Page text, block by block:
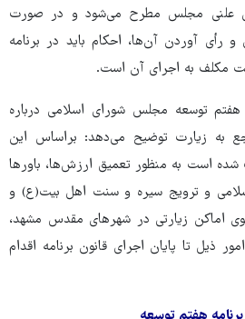
علنی مجلس مطرح می‌شود و در صورت
رأی آوردن آن‌ها، احکام باید در برنامه
مکلف به اجرای آن است.
هفتم توسعه مجلس شورای اسلامی درباره
به زیارت توضیح می‌دهد: براساس این
شده است به منظور تعمیق ارزش‌ها، باورها
و ترویج سیره و سنت اهل بیت(ع) و
اماکن زیارتی در شهرهای مقدس مشهد،
ذیل تا پایان اجرای قانون برنامه اقدام